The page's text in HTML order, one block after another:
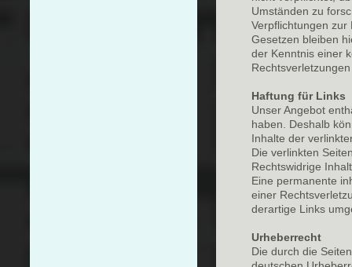
Umständen zu
Verpflichtungen
Gesetzen bleiben
der Kenntnis einer
Haftung für Links
Unser Angebot
haben. Deshalb
Inhalte der
Die verlinkten
Rechtswidrige
Eine permanente
einer
derartige Links
Urheberrecht
Die durch die